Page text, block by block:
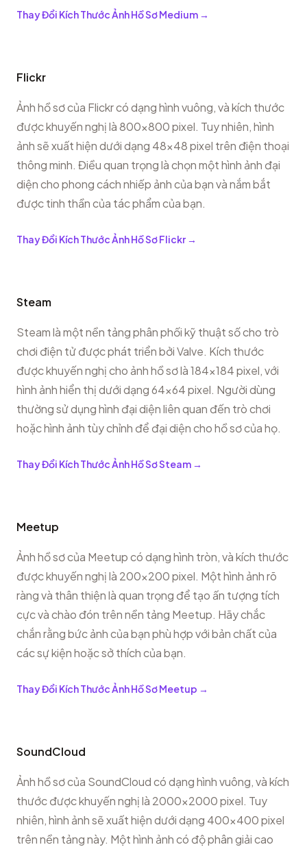
Thay Đổi Kích Thước Ảnh Hồ Sơ Medium →
Flickr
Ảnh hồ sơ của Flickr có dạng hình vuông, và kích thước
được khuyến nghị là 800x800 pixel. Tuy nhiên, hình
ảnh sẽ xuất hiện dưới dạng 48x48 pixel trên điện thoại
thông minh. Điều quan trọng là chọn một hình ảnh đại
diện cho phong cách nhiếp ảnh của bạn và nắm bắt
được tinh thần của tác phẩm của bạn.
Thay Đổi Kích Thước Ảnh Hồ Sơ Flickr →
Steam
Steam là một nền tảng phân phối kỹ thuật số cho trò
chơi điện tử được phát triển bởi Valve. Kích thước
được khuyến nghị cho ảnh hồ sơ là 184x184 pixel, với
hình ảnh hiển thị dưới dạng 64x64 pixel. Người dùng
thường sử dụng hình đại diện liên quan đến trò chơi
hoặc hình ảnh tùy chỉnh để đại diện cho hồ sơ của họ.
Thay Đổi Kích Thước Ảnh Hồ Sơ Steam →
Meetup
Ảnh hồ sơ của Meetup có dạng hình tròn, và kích thước
được khuyến nghị là 200x200 pixel. Một hình ảnh rõ
ràng và thân thiện là quan trọng để tạo ấn tượng tích
cực và chào đón trên nền tảng Meetup. Hãy chắc
chắn rằng bức ảnh của bạn phù hợp với bản chất của
các sự kiện hoặc sở thích của bạn.
Thay Đổi Kích Thước Ảnh Hồ Sơ Meetup →
SoundCloud
Ảnh hồ sơ của SoundCloud có dạng hình vuông, và kích
thước được khuyến nghị là 2000x2000 pixel. Tuy
nhiên, hình ảnh sẽ xuất hiện dưới dạng 400x400 pixel
trên nền tảng này. Một hình ảnh có độ phân giải cao